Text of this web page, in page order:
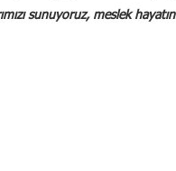
sunuyoruz, meslek